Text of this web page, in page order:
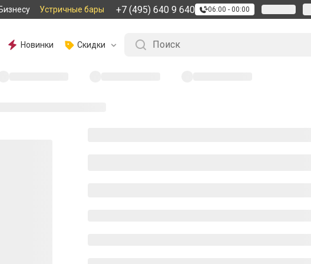
Бизнесу Устричные бары +7 (495) 640 9 640 06:00 - 00:00
Новинки Скидки